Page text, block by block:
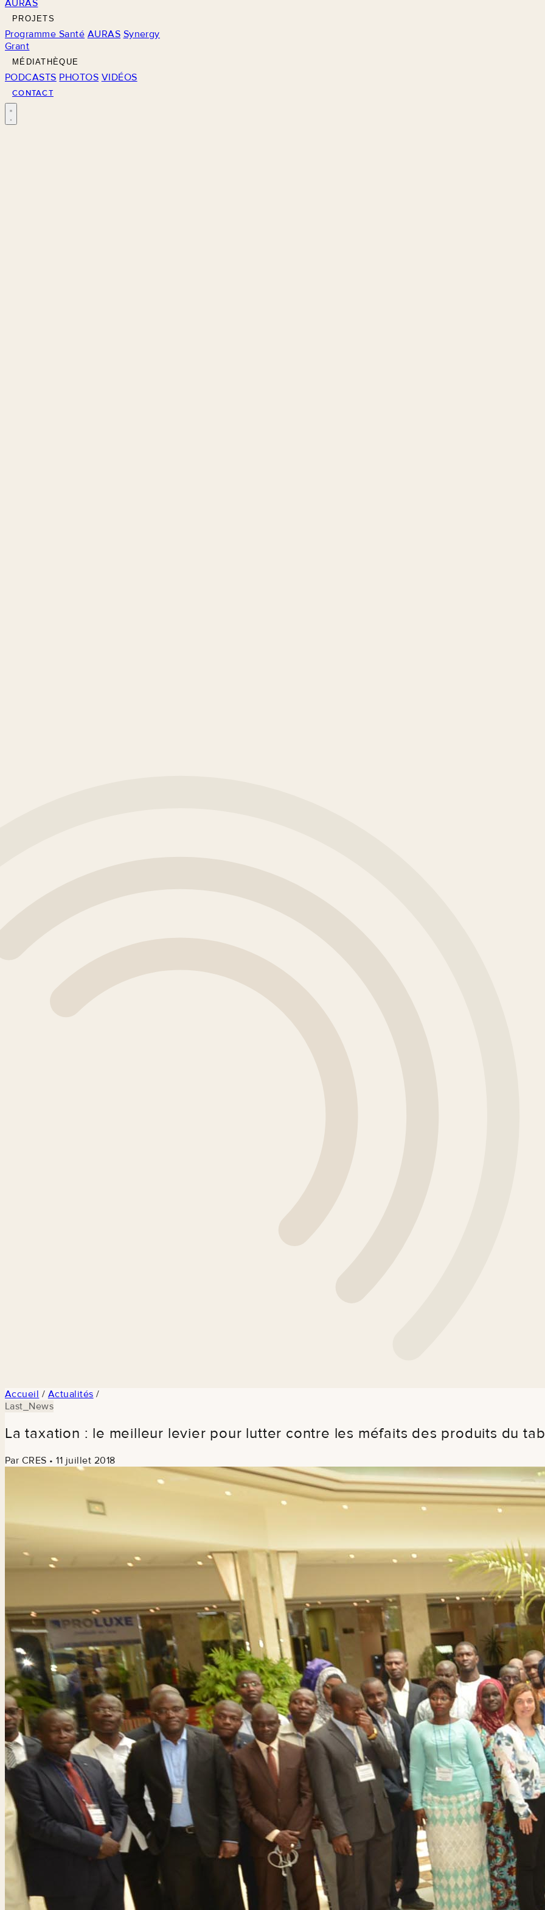
AURAS
PROJETS
Programme Santé AURAS Synergy
Grant
MÉDIATHÈQUE
PODCASTS PHOTOS VIDÉOS
CONTACT
Accueil / Actualités /
Last_News
La taxation : le meilleur levier pour lutter contre les méfaits des produits du
Par CRES • 11 juillet 2018